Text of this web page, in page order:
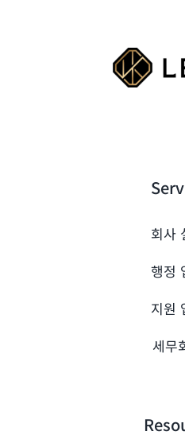
회사
행정
지원
세무